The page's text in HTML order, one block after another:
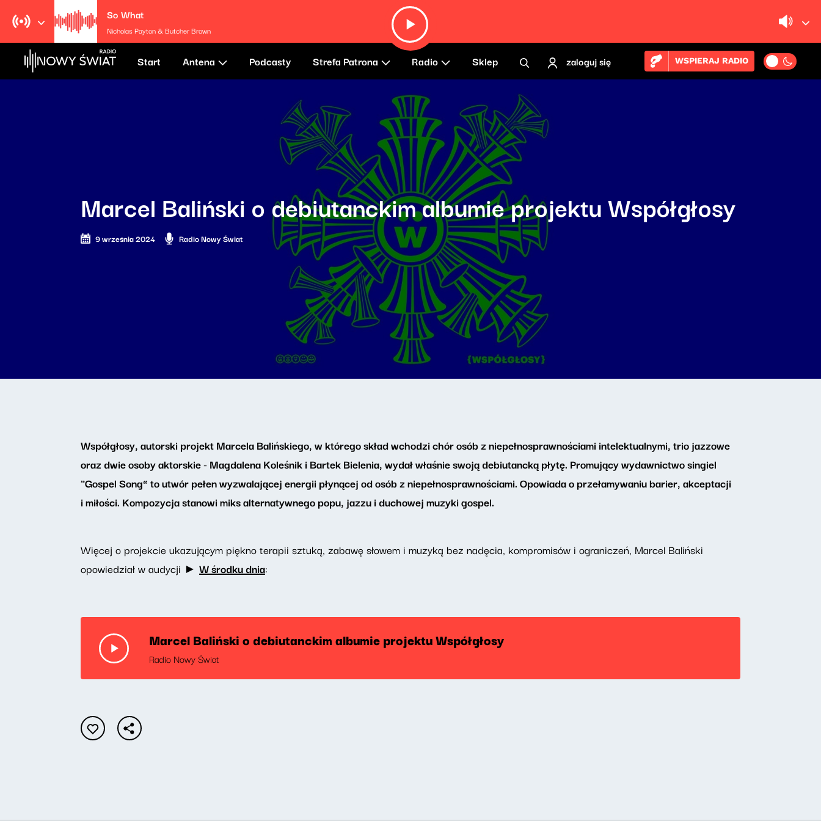
So What
Nicholas Payton & Butcher Brown
Start Antena Podcasty Strefa Patrona Radio Sklep zaloguj się WSPIERAJ RADIO
Marcel Baliński o debiutanckim albumie projektu Współgłosy
9 września 2024 Radio Nowy Świat
Współgłosy, autorski projekt Marcela Balińskiego, w którego skład wchodzi chór osób z niepełnosprawnościami intelektualnymi, trio jazzowe
oraz dwie osoby aktorskie - Magdalena Koleśnik i Bartek Bielenia, wydał właśnie swoją debiutancką płytę. Promujący wydawnictwo singiel
"Gospel Song” to utwór pełen wyzwalającej energii płynącej od osób z niepełnosprawnościami. Opowiada o przełamywaniu barier, akceptacji
i miłości. Kompozycja stanowi miks alternatywnego popu, jazzu i duchowej muzyki gospel.
Więcej o projekcie ukazującym piękno terapii sztuką, zabawę słowem i muzyką bez nadęcia, kompromisów i ograniczeń, Marcel Baliński
opowiedział w audycji ► W środku dnia:
Marcel Baliński o debiutanckim albumie projektu Współgłosy
Radio Nowy Świat